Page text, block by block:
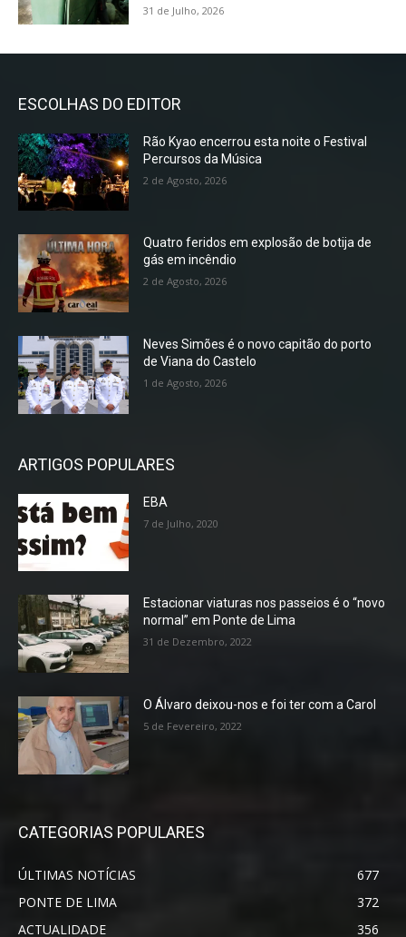
31 de Julho, 2026
ESCOLHAS DO EDITOR
Rão Kyao encerrou esta noite o Festival
Percursos da Música
2 de Agosto, 2026
Quatro feridos em explosão de botija de
gás em incêndio
2 de Agosto, 2026
Neves Simões é o novo capitão do porto
de Viana do Castelo
1 de Agosto, 2026
ARTIGOS POPULARES
EBA
7 de Julho, 2020
Estacionar viaturas nos passeios é o “novo
normal” em Ponte de Lima
31 de Dezembro, 2022
O Álvaro deixou-nos e foi ter com a Carol
5 de Fevereiro, 2022
CATEGORIAS POPULARES
ÚLTIMAS NOTÍCIAS
677
PONTE DE LIMA
372
ACTUALIDADE
356